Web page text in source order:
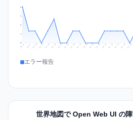
1
2
2
3
Jul 8 Jul 9 Jul 10 Jul 11 Jul 12 Jul 13 Jul 14 Jul 15 Jul 16 Jul 17 Jul 18 Jul 19 Jul 20 Jul 21 Jul 22 Jul 23 Jul 24 Jul 25
エラー報告
世界地図で Open Web UI の